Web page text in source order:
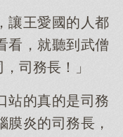
讓王愛國的人都
看，就聽到武僧
司務長！」
站的真的是司務
膜炎的司務長，